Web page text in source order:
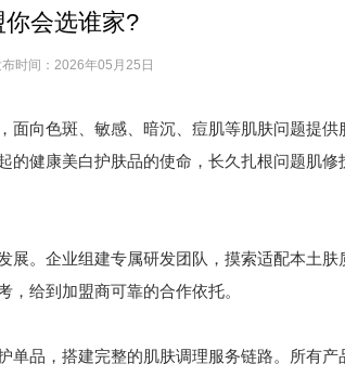
会选谁家?
时间： 2026年05月25日
色斑、敏感、暗沉、痘肌等肌肤问题提供
健康美白护肤品的使命，长久扎根问题肌
企业组建专属研发团队，摸索适配本土肤
给到加盟商可靠的合作依托。
，搭建完整的肌肤调理服务链路。所有产